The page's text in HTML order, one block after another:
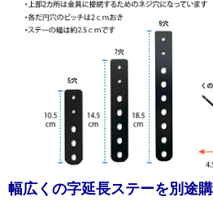
幅広くの字延長ステーを別途